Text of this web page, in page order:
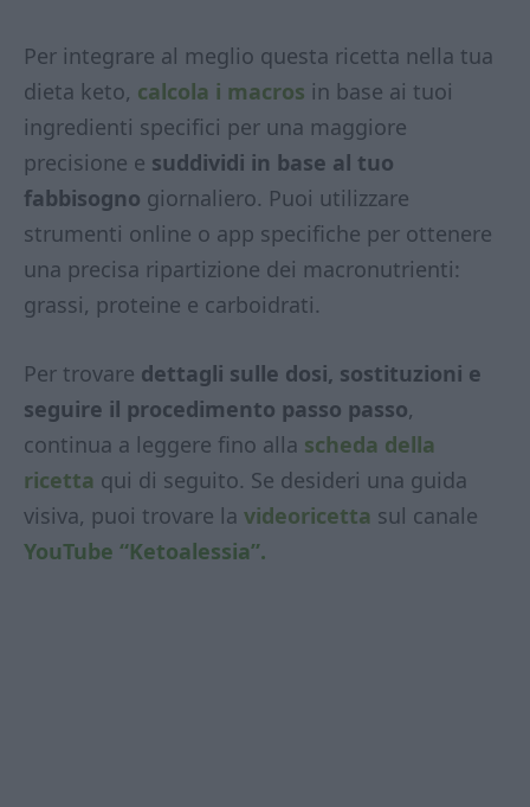
Per integrare al meglio questa ricetta nella tua
dieta keto, calcola i macros in base ai tuoi
ingredienti specifici per una maggiore
precisione e suddividi in base al tuo
fabbisogno giornaliero. Puoi utilizzare
strumenti online o app specifiche per ottenere
una precisa ripartizione dei macronutrienti:
grassi, proteine e carboidrati.
Per trovare dettagli sulle dosi, sostituzioni e
seguire il procedimento passo passo,
continua a leggere fino alla scheda della
ricetta qui di seguito. Se desideri una guida
visiva, puoi trovare la videoricetta sul canale
YouTube “Ketoalessia”.